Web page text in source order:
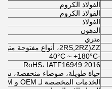
الفولاذ الكروم
الفولاذ الكروم
الفولاذ
الدهون
متري
ZZ(2RS 2RZ، أنواع مفتوحة متوفرة)
-40°C ~ +180°C
RoHS، IATF16949:2016
حياة طويلة، ضوضاء منخفضة،
الخدمات المخصصة لـ OEM و ODM